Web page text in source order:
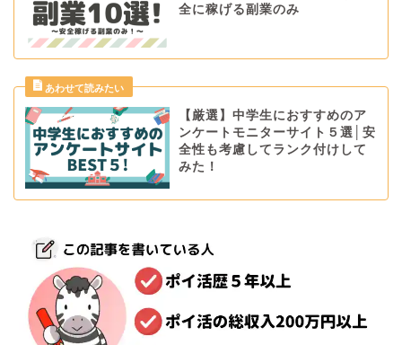
全に稼げる副業のみ
【厳選】中学生におすすめのア
ンケートモニターサイト５選│安
全性も考慮してランク付けして
みた！